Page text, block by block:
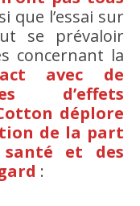
que l’essai sur
se prévaloir
concernant la
avec de
d’effets
déplore
de la part
santé et des
: